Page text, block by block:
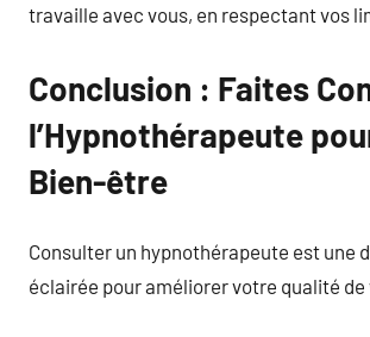
travaille avec vous, en respectant vos
Conclusion : Faites
l’Hypnothérapeute
Bien-être
Consulter un hypnothérapeute est une
éclairée pour améliorer votre qualité de